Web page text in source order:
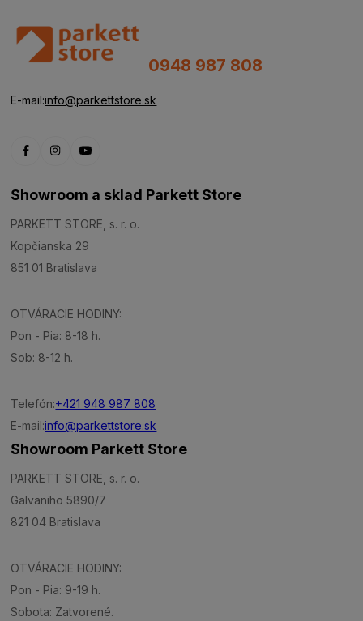
0948 987 808
E-mail:info@parkettstore.sk
Showroom a sklad Parkett Store
PARKETT STORE, s. r. o.
Kopčianska 29
851 01 Bratislava
OTVÁRACIE HODINY:
Pon - Pia: 8-18 h.
Sob: 8-12 h.
Telefón:+421 948 987 808
E-mail:info@parkettstore.sk
Showroom Parkett Store
PARKETT STORE, s. r. o.
Galvaniho 5890/7
821 04 Bratislava
OTVÁRACIE HODINY:
Pon - Pia: 9-19 h.
Sobota: Zatvorené.